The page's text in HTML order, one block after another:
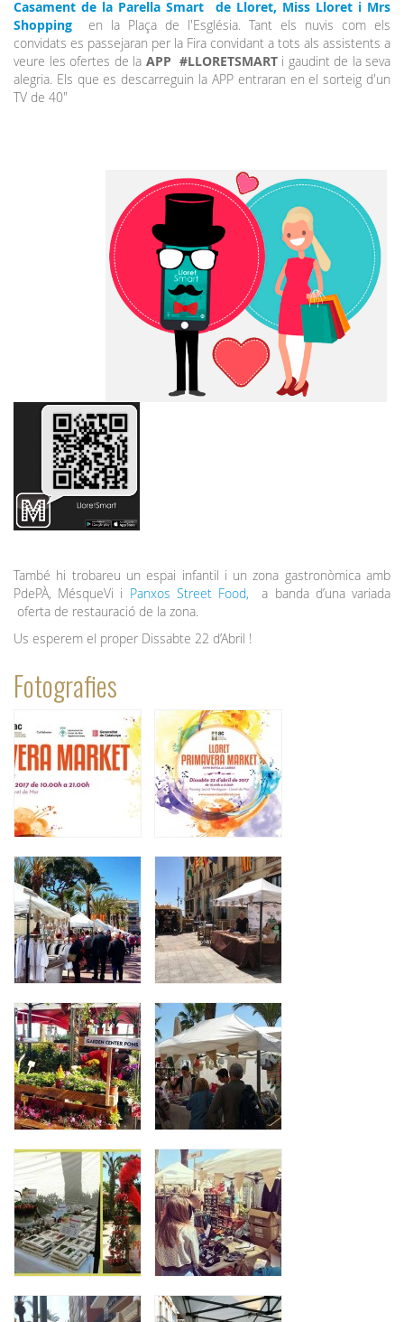
Casament de la Parella Smart de Lloret, Miss Lloret i Mrs
Shopping
en la Plaça de l'Església. Tant els nuvis com els
convidats es passejaran per la Fira convidant a tots als assistents a
veure les ofertes de la APP #LLORETSMART i gaudint de la seva
alegria. Els que es descarreguin la APP entraran en el sorteig d'un
TV de 40"
També hi trobareu un espai infantil i un zona gastronòmica amb
PdePÀ, MésqueVi i Panxos Street Food, a banda d’una variada
oferta de restauració de la zona.
Us esperem el proper Dissabte 22 d’Abril !
Fotografies